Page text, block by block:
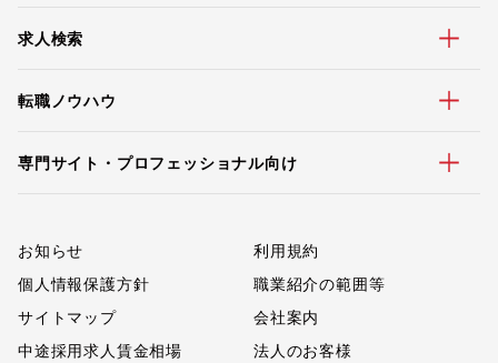
求人検索
転職ノウハウ
専門サイト・プロフェッショナル向け
お知らせ
利用規約
個人情報保護方針
職業紹介の範囲等
サイトマップ
会社案内
中途採用求人賃金相場
法人のお客様